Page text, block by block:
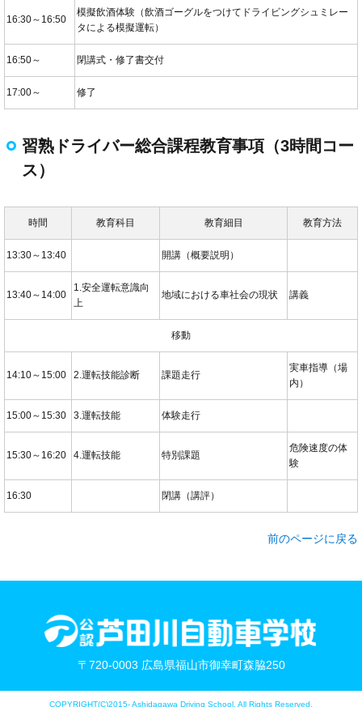
16:30～16:50
模擬飲酒体験（飲酒ゴーグルをつけてドライビングシュミレー
タによる模擬運転）
16:50～ 閉講式・修了書交付
17:00～ 修了
習熟ドライバー総合課程教育事項（3時間コー
ス）
時間 教育科目 教育細目 教育方法
13:30～13:40 開講（概要説明）
13:40～14:00
1.安全運転意識向
上
地域における車社会の現状 講義
移動
14:10～15:00 2.運転技能診断 課題走行
実車指導（場
内）
15:00～15:30 3.運転技能 体験走行
15:30～16:20 4.運転技能 特別課題
危険速度の体
験
16:30 閉講（講評）
前のページに戻る
〒720-0003 広島県福山市御幸町森脇250
COPYRIGHT(C)2015- Ashidagawa Driving School. All Rights Reserved.